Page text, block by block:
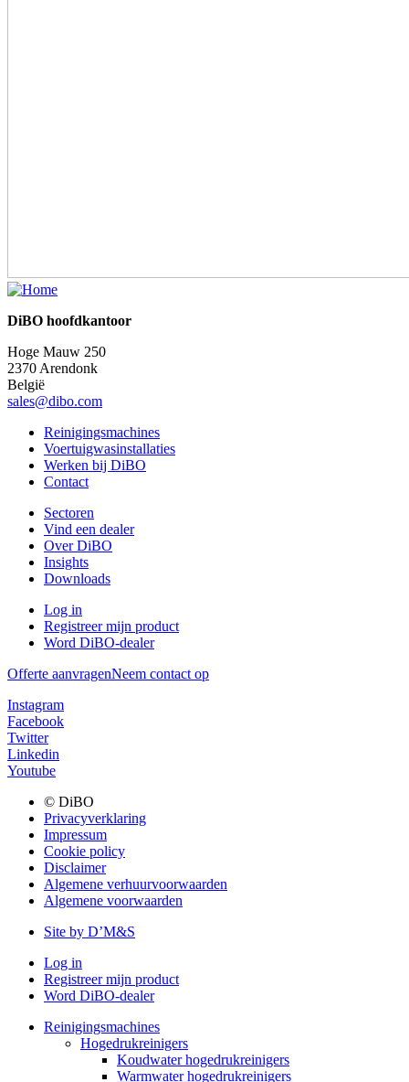
DiBO hoofdkantoor
Hoge Mauw 250
2370 Arendonk
België
sales@dibo.com
Reinigingsmachines
Voertuigwasinstallaties
Werken bij DiBO
Contact
Sectoren
Vind een dealer
Over DiBO
Insights
Downloads
Log in
Registreer mijn product
Word DiBO-dealer
Offerte aanvragenNeem contact op
Instagram
Facebook
Twitter
Linkedin
Youtube
© DiBO
Privacyverklaring
Impressum
Cookie policy
Disclaimer
Algemene verhuurvoorwaarden
Algemene voorwaarden
Site by D’M&S
Log in
Registreer mijn product
Word DiBO-dealer
Reinigingsmachines
Hogedrukreinigers
Koudwater hogedrukreinigers
Warmwater hogedrukreinigers